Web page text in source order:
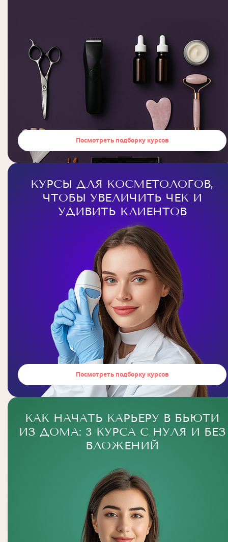
Посмотреть подборку курсов
КУРСЫ ДЛЯ КОСМЕТОЛОГОВ,
ЧТОБЫ УВЕЛИЧИТЬ ЧЕК И
УДИВИТЬ КЛИЕНТОВ
Посмотреть подборку курсов
КАК НАЧАТЬ КАРЬЕРУ В БЬЮТИ
ИЗ ДОМА: 3 КУРСА С НУЛЯ И БЕЗ
ВЛОЖЕНИЙ